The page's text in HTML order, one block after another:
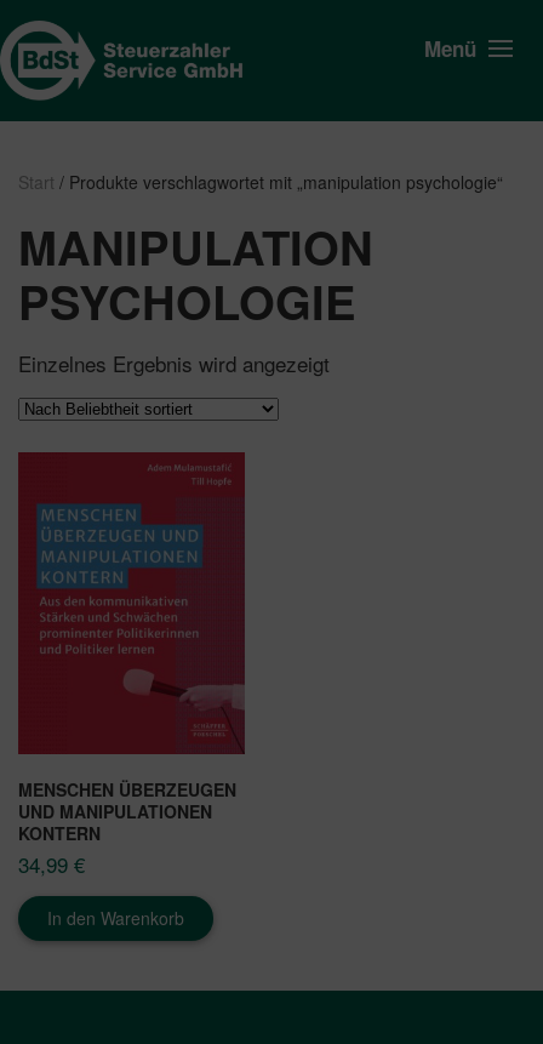
Menü
Start / Produkte verschlagwortet mit „manipulation psychologie“
MANIPULATION
PSYCHOLOGIE
Einzelnes Ergebnis wird angezeigt
MENSCHEN ÜBERZEUGEN
UND MANIPULATIONEN
KONTERN
34,99 €
In den Warenkorb